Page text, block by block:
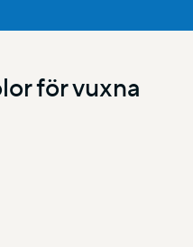
för vuxna